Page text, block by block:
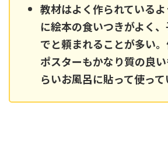
教材はよく作られている
に絵本の食いつきがよく
でと頼まれることが多い
ポスターもかなり質の良
らいお風呂に貼って使って